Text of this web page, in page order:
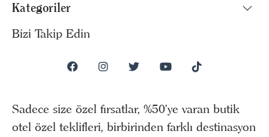
Kategoriler
Bizi Takip Edin
Sadece size özel fırsatlar, %50’ye varan butik
otel özel teklifleri, birbirinden farklı destinasyon